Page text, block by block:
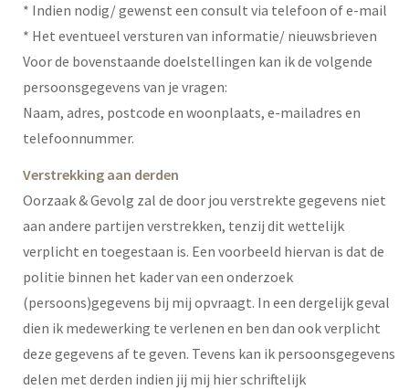
* Indien nodig/ gewenst een consult via telefoon of e-mail
* Het eventueel versturen van informatie/ nieuwsbrieven
Voor de bovenstaande doelstellingen kan ik de volgende
persoonsgegevens van je vragen:
Naam, adres, postcode en woonplaats, e-mailadres en
telefoonnummer.
Verstrekking aan derden
Oorzaak & Gevolg zal de door jou verstrekte gegevens niet
aan andere partijen verstrekken, tenzij dit wettelijk
verplicht en toegestaan is. Een voorbeeld hiervan is dat de
politie binnen het kader van een onderzoek
(persoons)gegevens bij mij opvraagt. In een dergelijk geval
dien ik medewerking te verlenen en ben dan ook verplicht
deze gegevens af te geven. Tevens kan ik persoonsgegevens
delen met derden indien jij mij hier schriftelijk